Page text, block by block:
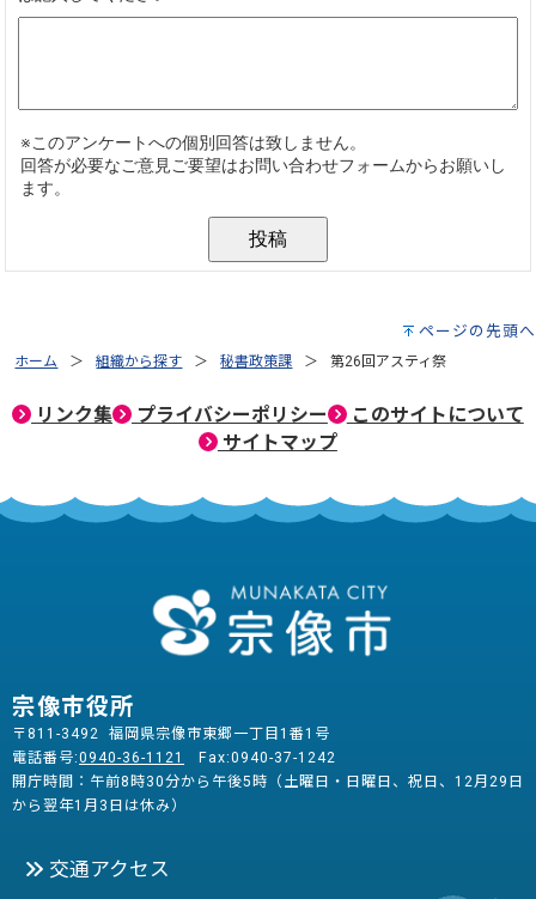
ページの先頭へ
ホーム 組織から探す 秘書政策課 第26回アスティ祭
リンク集 プライバシーポリシー
このサイトについて
サイトマップ
宗像市役所
〒811-3492 福岡県宗像市東郷一丁目1番1号
電話番号:0940-36-1121
Fax:0940-37-1242
開庁時間：午前8時30分から午後5時（土曜日・日曜日、祝日、12月29日
から翌年1月3日は休み）
交通アクセス